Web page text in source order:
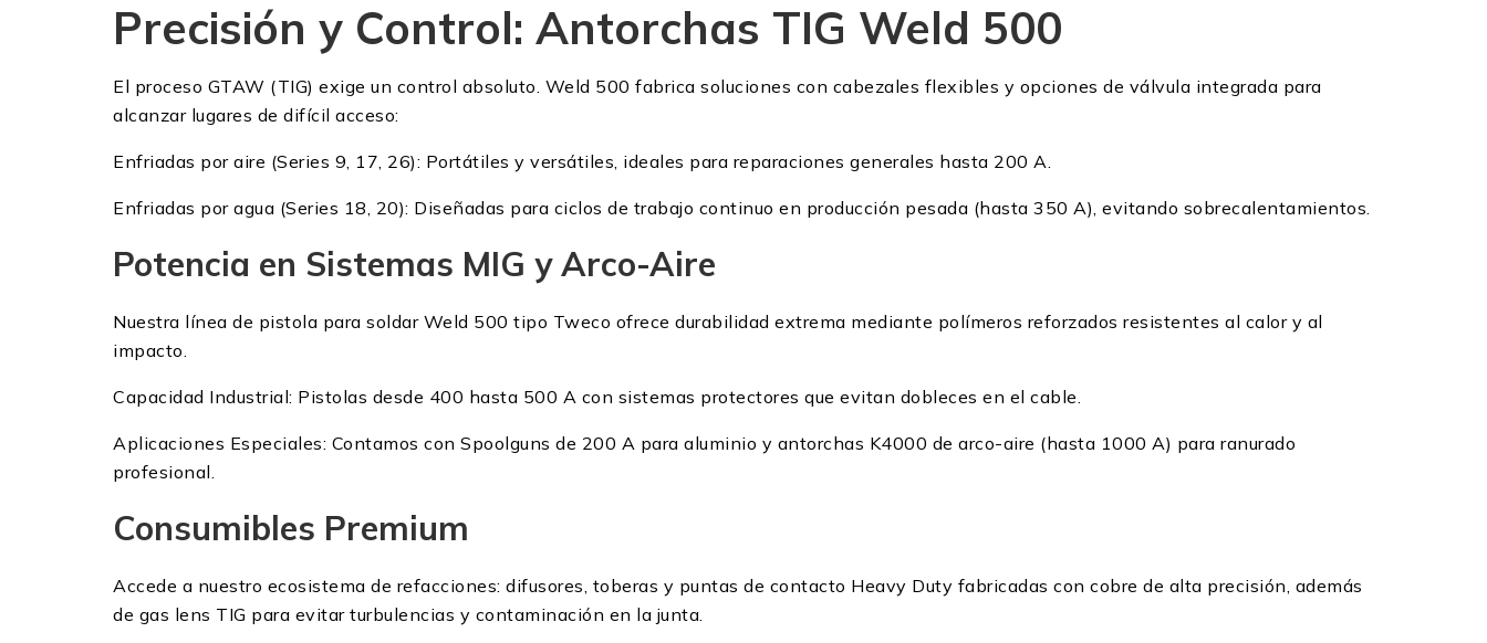
Precisión y Control: Antorchas TIG Weld 500
El proceso GTAW (TIG) exige un control absoluto. Weld 500 fabrica soluciones con cabezales flexibles y opciones de válvula integrada para
alcanzar lugares de difícil acceso:
Enfriadas por aire (Series 9, 17, 26): Portátiles y versátiles, ideales para reparaciones generales hasta 200 A.
Enfriadas por agua (Series 18, 20): Diseñadas para ciclos de trabajo continuo en producción pesada (hasta 350 A), evitando sobrecalentamientos.
Potencia en Sistemas MIG y Arco-Aire
Nuestra línea de pistola para soldar Weld 500 tipo Tweco ofrece durabilidad extrema mediante polímeros reforzados resistentes al calor y al
impacto.
Capacidad Industrial: Pistolas desde 400 hasta 500 A con sistemas protectores que evitan dobleces en el cable.
Aplicaciones Especiales: Contamos con Spoolguns de 200 A para aluminio y antorchas K4000 de arco-aire (hasta 1000 A) para ranurado
profesional.
Consumibles Premium
Accede a nuestro ecosistema de refacciones: difusores, toberas y puntas de contacto Heavy Duty fabricadas con cobre de alta precisión, además
de gas lens TIG para evitar turbulencias y contaminación en la junta.